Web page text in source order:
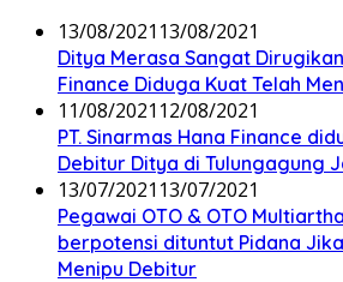
13/08/2021 13/08/2021
Ditya Merasa Sangat
Finance Diduga Kuat Telah
11/08/2021 12/08/2021
PT. Sinarmas Hana Finance
Debitur Ditya di Tulungagung
13/07/2021 13/07/2021
Pegawai OTO & OTO
berpotensi dituntut Pidana
Menipu Debitur